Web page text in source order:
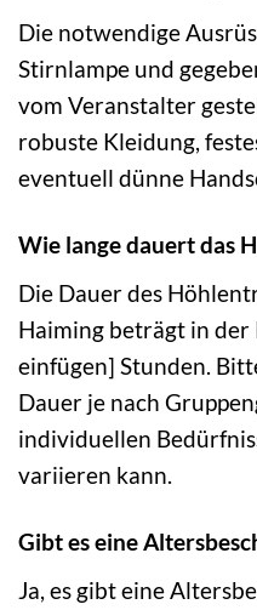
Die notwendige
Stirnlampe und
vom Veranstalter
robuste Kleidung,
eventuell dünne
Wie lange dauert das
Die Dauer des
Haiming beträgt in
einfügen] Stunden.
Dauer je nach
individuellen
variieren kann.
Gibt es eine
Ja, es gibt eine